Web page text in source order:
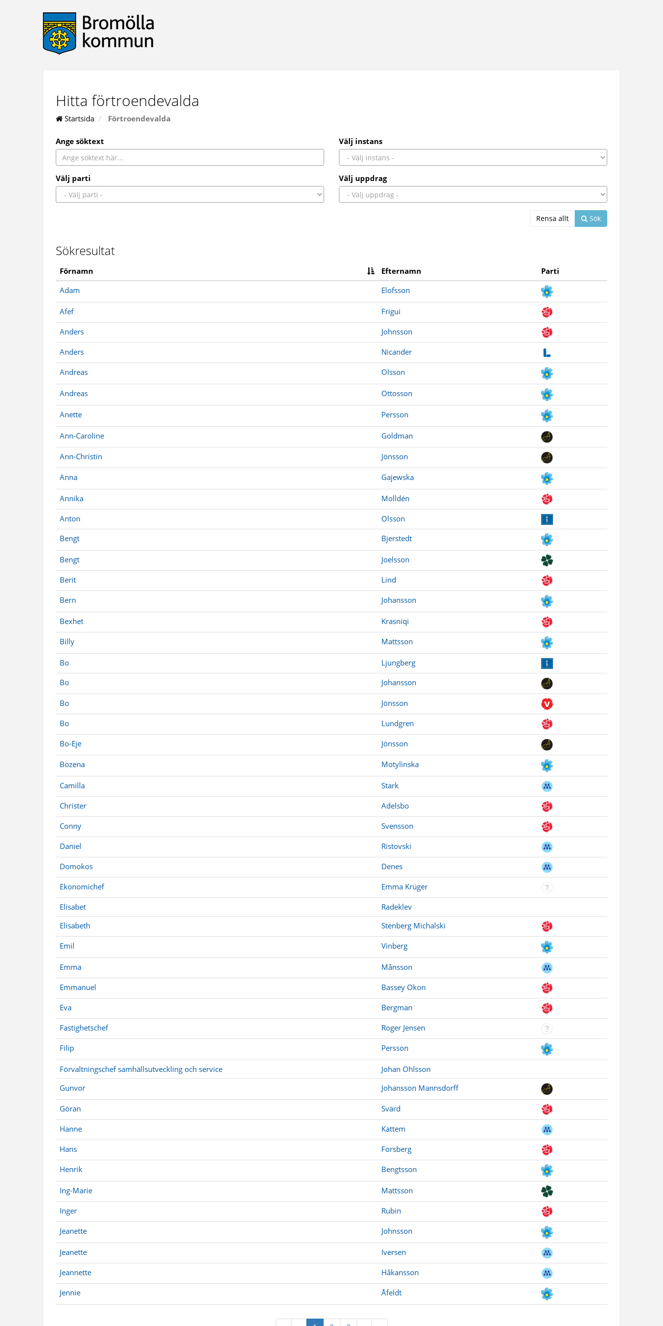
Hitta förtroendevalda
Startsida Förtroendevalda
Ange söktext Välj instans
Välj parti Välj uppdrag
Rensa allt Sök
Sökresultat
Förnamn Efternamn
Parti
Adam
Elofsson
Afef Frigui
Anders Johnsson
Anders Nicander
Andreas Olsson
Andreas Ottosson
Anette Persson
Ann-Caroline Goldman
Ann-Christin Jönsson
Anna Gajewska
Annika Molldén
Anton
Olsson
Bengt
Bjerstedt
Bengt Joelsson
Berit Lind
Bern Johansson
Bexhet Krasniqi
Billy Mattsson
Bo
Ljungberg
Bo
Johansson
Bo Jönsson
Bo Lundgren
Bo-Eje Jönsson
Bozena Motylinska
Camilla Stark
Christer Adelsbo
Conny Svensson
Daniel Ristovski
Domokos Denes
Ekonomichef Emma Krüger
Elisabet
Radeklev
Elisabeth
Stenberg Michalski
Emil Vinberg
Emma Månsson
Emmanuel Bassey Okon
Eva Bergman
Fastighetschef Roger Jensen
Filip Persson
Förvaltningschef samhällsutveckling och service
Johan Ohlsson
Gunvor
Johansson Mannsdorff
Göran Svärd
Hanne Kattem
Hans Forsberg
Henrik Bengtsson
Ing-Marie Mattsson
Inger Rubin
Jeanette Johnsson
Jeanette Iversen
Jeannette Håkansson
Jennie Åfeldt